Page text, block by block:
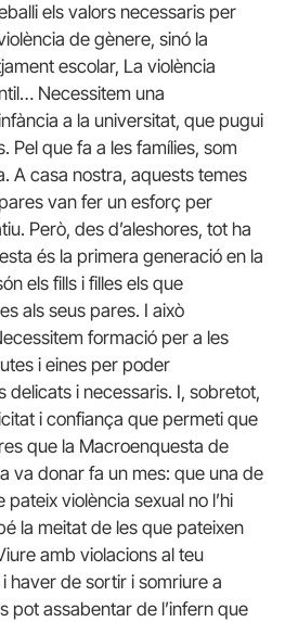
els valors necessaris per
de gènere, sinó la
escolar, La violència
Necessitem una
a la universitat, que pugui
Pel que fa a les famílies, som
A casa nostra, aquests temes
van fer un esforç per
Però, des d’aleshores, tot ha
és la primera generació en la
els fills i filles els que
als seus pares. I això
formació per a les
i eines per poder
delicats i necessaris. I, sobretot,
i confiança que permeti que
que la Macroenquesta de
va donar fa un mes: que una de
violència sexual no l’hi
la meitat de les que pateixen
amb violacions al teu
haver de sortir i somriure a
pot assabentar de l’infern que